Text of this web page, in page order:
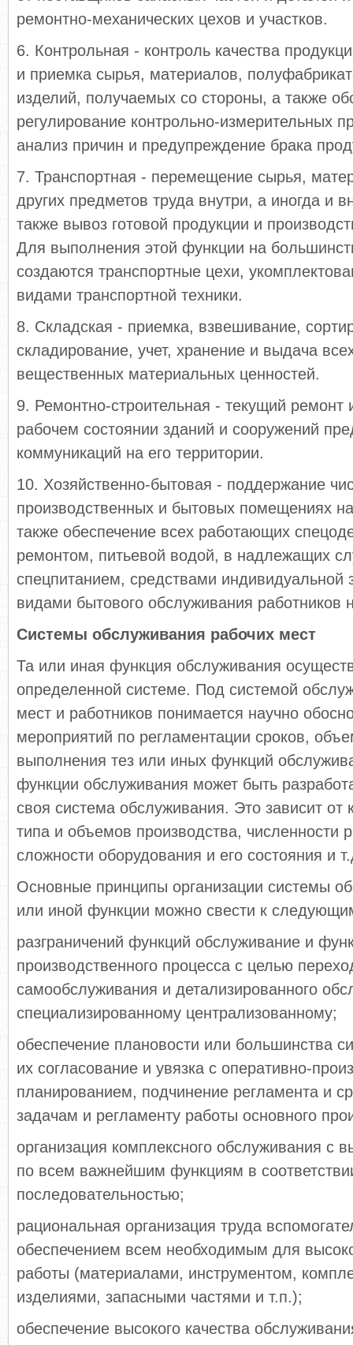
ремонтно-механических цехов и участков.
6. Контрольная - контроль качества
и приемка сырья, материалов,
изделий, получаемых со стороны, а также
регулирование контрольно-измерительных
анализ причин и предупреждение брака
7. Транспортная - перемещение сырья,
других предметов труда внутри, а иногда и
также вывоз готовой продукции и
Для выполнения этой функции на
создаются транспортные цехи,
видами транспортной техники.
8. Складская - приемка, взвешивание,
складирование, учет, хранение и выдача
вещественных материальных ценностей.
9. Ремонтно-строительная - текущий ремонт
рабочем состоянии зданий и сооружений
коммуникаций на его территории.
10. Хозяйственно-бытовая - поддержание
производственных и бытовых помещениях
также обеспечение всех работающих
ремонтом, питьевой водой, в надлежащих
спецпитанием, средствами индивидуальной
видами бытового обслуживания работников
Системы обслуживания рабочих мест
Та или иная функция обслуживания
определенной системе. Под системой
мест и работников понимается научно
мероприятий по регламентации сроков,
выполнения тез или иных функций
функции обслуживания может быть
своя система обслуживания. Это зависит от
типа и объемов производства, численности
сложности оборудования и его состояния и
Основные принципы организации системы
или иной функции можно свести к
разграничений функций обслуживание и
производственного процесса с целью
самообслуживания и детализированного
специализированному централизованному;
обеспечение плановости или большинства
их согласование и увязка с оперативно-
планированием, подчинение регламента и
задачам и регламенту работы основного
организация комплексного обслуживания с
по всем важнейшим функциям в
последовательностью;
рациональная организация труда
обеспечением всем необходимым для
работы (материалами, инструментом,
изделиями, запасными частями и т.п.);
обеспечение высокого качества